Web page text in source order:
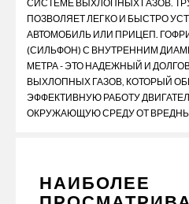
СИСТЕМЕ ВЫХЛОПНЫХ ГАЗОВ.
ПОЗВОЛЯЕТ ЛЕГКО И БЫСТРО
АВТОМОБИЛЬ ИЛИ ПРИЦЕП.
(СИЛЬФОН) С ВНУТРЕННИМ
МЕТРА - ЭТО НАДЕЖНЫЙ И
ВЫХЛОПНЫХ ГАЗОВ, КОТОРЫЙ
ЭФФЕКТИВНУЮ РАБОТУ
ОКРУЖАЮЩУЮ СРЕДУ ОТ
НАИБОЛЕЕ